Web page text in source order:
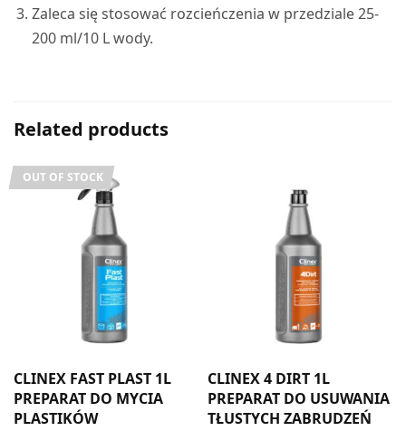
Zaleca się stosować rozcieńczenia w przedziale 25-
200 ml/10 L wody.
Related products
OUT OF STOCK
CLINEX FAST PLAST 1L
PREPARAT DO MYCIA
PLASTIKÓW
CLINEX 4 DIRT 1L
PREPARAT DO USUWANIA
TŁUSTYCH ZABRUDZEŃ